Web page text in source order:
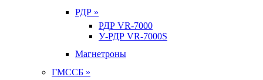
РДР »
РДР VR-7000
У-РДР VR-7000S
Магнетроны
ГМССБ »